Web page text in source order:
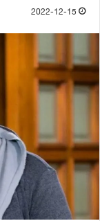
2022-12-15